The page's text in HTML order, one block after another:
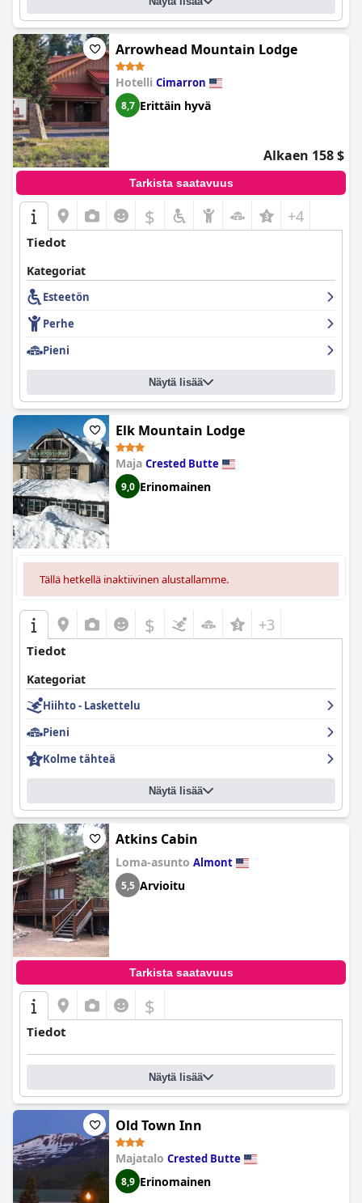
Arrowhead Mountain Lodge
Hotelli Cimarron
8,7 Erittäin hyvä
Alkaen 158 $
Tarkista saatavuus
$ +4
Tiedot
Kategoriat
Esteetön
Perhe
Pieni
Näytä lisää
Elk Mountain Lodge
Maja Crested Butte
9,0 Erinomainen
Tällä hetkellä inaktiivinen alustallamme.
$ +3
Tiedot
Kategoriat
Hiihto - Laskettelu
Pieni
Kolme tähteä
Näytä lisää
Atkins Cabin
Loma-asunto Almont
5,5 Arvioitu
Tarkista saatavuus
$
Tiedot
Näytä lisää
Old Town Inn
Majatalo Crested Butte
8,9 Erinomainen